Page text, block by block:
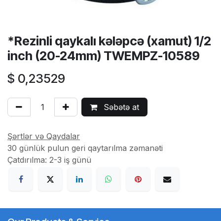
*Rezinli qaykalı kələpcə (xamut) 1/2
inch (20-24mm) TWEMPZ-10589
$ 0,23529
Səbətə at
Şərtlər və Qaydalar
30 günlük pulun geri qaytarılma zəmanəti
Çatdırılma: 2-3 iş günü